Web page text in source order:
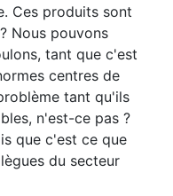
Ces produits sont
Nous pouvons
tant que c'est
centres de
tant qu'ils
n'est-ce pas ?
que c'est ce que
du secteur